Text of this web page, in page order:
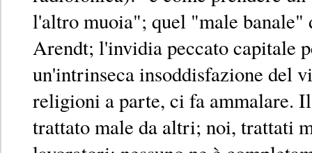
l'altro muoia"; quel "male banale"
Arendt; l'invidia peccato capitale
un'intrinseca insoddisfazione del
religioni a parte, ci fa ammalare.
trattato male da altri; noi, trattati